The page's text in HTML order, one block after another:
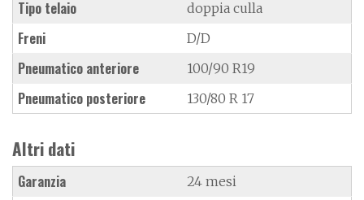
Tipo telaio doppia culla
Freni D/D
Pneumatico anteriore 100/90 R19
Pneumatico posteriore 130/80 R 17
Altri dati
Garanzia 24 mesi